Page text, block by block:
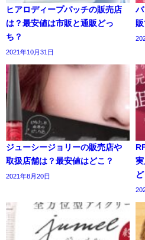
ヒアロディープパッチの販売店
は？最安値は市販と通販どっ
ち？
2021年10月31日
ジューシージョリーの販売店や
取扱店舗は？最安値はどこ？
2021年8月20日